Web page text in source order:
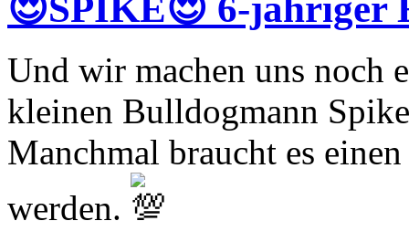
Und wir machen uns noch
kleinen Bulldogmann
Manchmal braucht es
werden.